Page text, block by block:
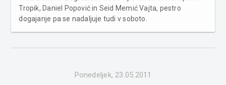
Tropik, Daniel Popović in Seid Memić Vajta, pestro
dogajanje pa se nadaljuje tudi v soboto.
Ponedeljek, 23.05.2011